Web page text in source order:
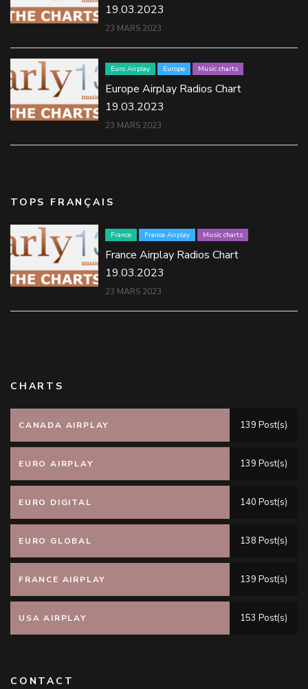
19.03.2023
23 MARS 2023
Euro Airplay Europe Music charts
Europe Airplay Radios Chart
19.03.2023
23 MARS 2023
TOPS FRANÇAIS
France France Airplay Music charts
France Airplay Radios Chart
19.03.2023
23 MARS 2023
CHARTS
CANADA AIRPLAY 139 Post(s)
EURO AIRPLAY 139 Post(s)
EURO DIGITAL 140 Post(s)
EURO GLOBAL 138 Post(s)
FRANCE AIRPLAY 139 Post(s)
USA AIRPLAY 153 Post(s)
CONTACT